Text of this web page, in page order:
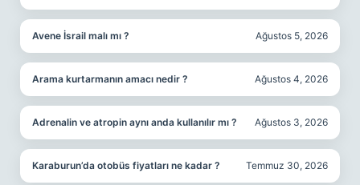
Avene İsrail malı mı ? Ağustos 5, 2026
Arama kurtarmanın amacı nedir ? Ağustos 4, 2026
Adrenalin ve atropin aynı anda kullanılır mı ? Ağustos 3, 2026
Karaburun’da otobüs fiyatları ne kadar ? Temmuz 30, 2026